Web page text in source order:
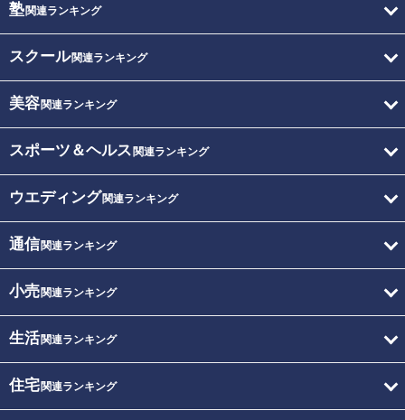
塾関連ランキング
スクール関連ランキング
美容関連ランキング
スポーツ＆ヘルス 関連ランキング
ウエディング関連ランキング
通信関連ランキング
小売関連ランキング
生活関連ランキング
住宅関連ランキング